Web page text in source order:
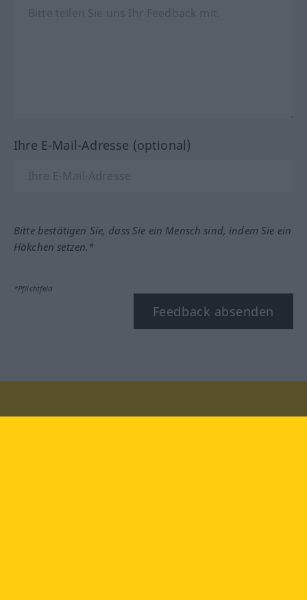
Ihre E-Mail-Adresse (optional)
Bitte bestätigen Sie, dass Sie ein Mensch sind, indem Sie ein
Häkchen setzen.*
*Pflichtfeld
Feedback absenden